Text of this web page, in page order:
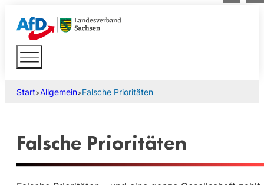
Start>Allgemein>Falsche Prioritäten
Falsche Prioritäten